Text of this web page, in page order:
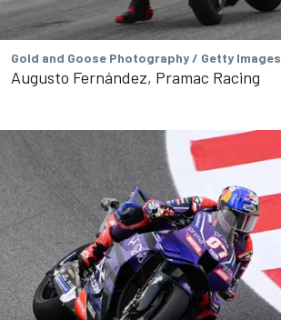
Gold and Goose Photography / Getty Images
Augusto Fernández, Pramac Racing